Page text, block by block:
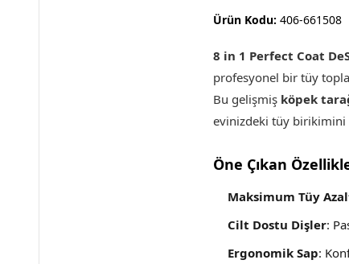
Ürün Kodu: 406-661508
8 in 1 Perfect Coat
profesyonel bir tüy
Bu gelişmiş köpek
evinizdeki tüy birikimini
Öne Çıkan
Maksimum Tüy
Cilt Dostu Dişler:
Ergonomik Sap: